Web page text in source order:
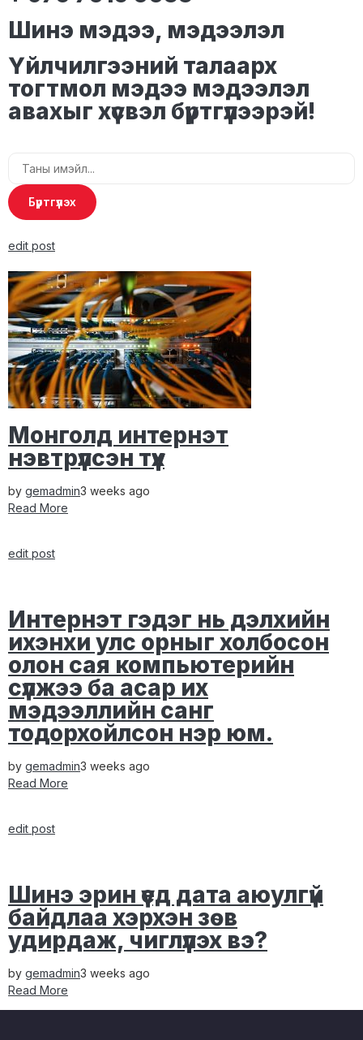
Шинэ мэдээ, мэдээлэл
Үйлчилгээний талаарх
тогтмол мэдээ мэдээлэл
авахыг хүсвэл бүртгүүлээрэй!
Бүртгүүлэх
edit post
Монголд интернэт
нэвтрүүлсэн түүх
by gemadmin3 weeks ago
Read More
edit post
Интернэт гэдэг нь дэлхийн
ихэнхи улс орныг холбосон
олон сая компьютерийн
сүлжээ ба асар их
мэдээллийн санг
тодорхойлсон нэр юм.
by gemadmin3 weeks ago
Read More
edit post
Шинэ эрин үед дата аюулгүй
байдлаа хэрхэн зөв
удирдаж, чиглүүлэх вэ?
by gemadmin3 weeks ago
Read More